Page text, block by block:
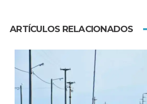
ARTÍCULOS RELACIONADOS